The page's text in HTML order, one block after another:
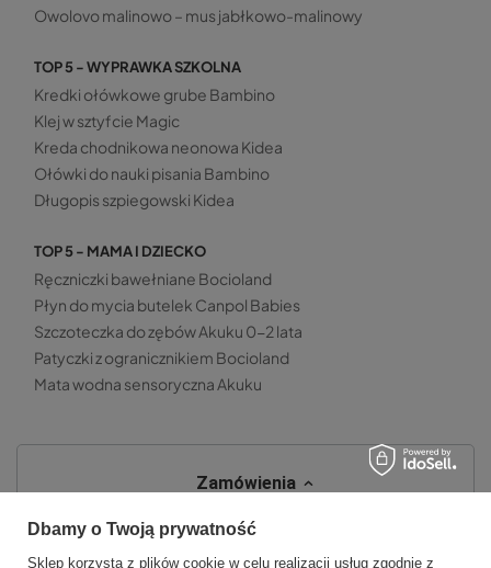
Owolovo malinowo – mus jabłkowo-malinowy
TOP 5 - WYPRAWKA SZKOLNA
Kredki ołówkowe grube Bambino
Klej w sztyfcie Magic
Kreda chodnikowa neonowa Kidea
Ołówki do nauki pisania Bambino
Długopis szpiegowski Kidea
TOP 5 - MAMA I DZIECKO
Ręczniczki bawełniane Bocioland
Płyn do mycia butelek Canpol Babies
Szczoteczka do zębów Akuku 0-2 lata
Patyczki z ogranicznikiem Bocioland
Mata wodna sensoryczna Akuku
Zamówienia
Status zamówienia
Śledzenie przesyłki
Dbamy o Twoją prywatność
Sklep korzysta z plików cookie w celu realizacji usług zgodnie z